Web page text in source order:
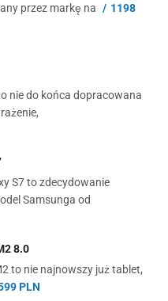
przez markę na
1198
nie do końca dopracowana
S7 to zdecydowanie
Samsunga od
8.0
to nie najnowszy już tablet,
PLN